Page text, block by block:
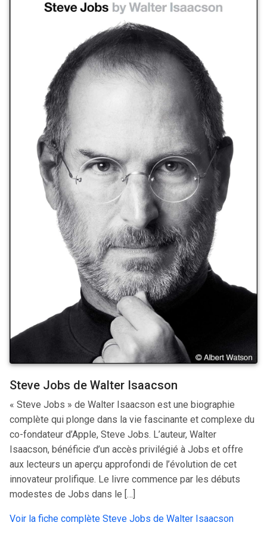
Steve Jobs de Walter Isaacson
« Steve Jobs » de Walter Isaacson est une biographie
complète qui plonge dans la vie fascinante et complexe du
co-fondateur d’Apple, Steve Jobs. L’auteur, Walter
Isaacson, bénéficie d’un accès privilégié à Jobs et offre
aux lecteurs un aperçu approfondi de l’évolution de cet
innovateur prolifique. Le livre commence par les débuts
modestes de Jobs dans le […]
Voir la fiche complète Steve Jobs de Walter Isaacson